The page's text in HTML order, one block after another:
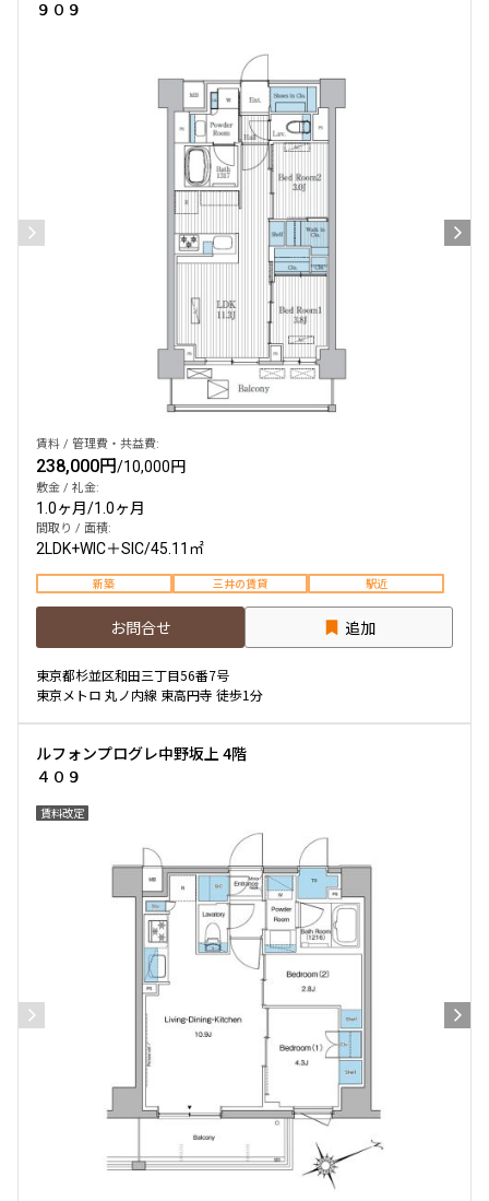
９０９
賃料 / 管理費・共益費:
238,000円/10,000円
敷金 / 礼金:
1.0ヶ月/1.0ヶ月
間取り / 面積:
2LDK+WIC＋SIC/45.11㎡
新築 三井の賃貸 駅近
お問合せ 追加
東京都杉並区和田三丁目56番7号
東京メトロ 丸ノ内線 東高円寺 徒歩1分
ルフォンプログレ中野坂上 4階
４０９
賃料改定